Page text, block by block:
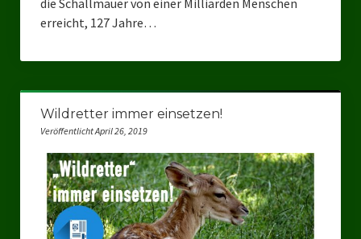
die Schallmauer von einer Milliarden Menschen
erreicht, 127 Jahre…
Wildretter immer einsetzen!
Veröffentlicht April 26, 2019